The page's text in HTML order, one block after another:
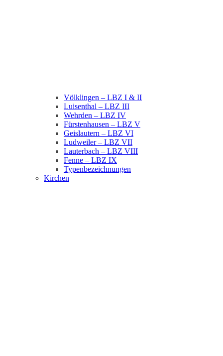
Völklingen – LBZ I & II
Luisenthal – LBZ III
Wehrden – LBZ IV
Fürstenhausen – LBZ V
Geislautern – LBZ VI
Ludweiler – LBZ VII
Lauterbach – LBZ VIII
Fenne – LBZ IX
Typenbezeichnungen
Kirchen